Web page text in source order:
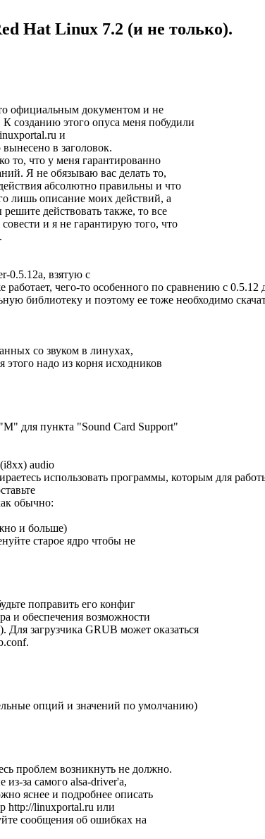
Hat Linux 7.2 (и не только).
официальным документом и не
созданию этого опуса меня побудили
и
вынесено в заголовок.
то, что у меня гарантированно
Я не обязываю вас делать то,
абсолютно правильны и что
лишь описание моих действий, а
действовать также, то все
и я не гарантирую того, что
0.5.12a, взятую с
работает, чего-то особенного по сравнению с 0.5.12
библиотеку и поэтому ее тоже необходимо
со звуком в линухах,
надо из корня исходников
для пункта "Sound Card Support"
audio
использовать программы, которым для
обычно:
и больше)
старое ядро чтобы не
поправить его конфиг
и обеспечения возможности
Для загрузчика GRUB может оказаться
опций и значений по умолчанию)
проблем возникнуть не должно.
из-за самого alsa-driver'а,
яснее и подробнее описать
http://linuxportal.ru или
сообщения об ошибках на